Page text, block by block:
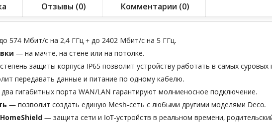
Отзывы (0) Комментарии (0)
574 Мбит/с на 2,4 ГГц + до 2402 Мбит/с на 5 ГГц.
— на мачте, на стене или на потолке.
защиты корпуса IP65 позволит устройству работать в самых суровых
передавать данные и питание по одному кабелю.
гигабитных порта WAN/LAN гарантируют молниеносное подключение.
— позволит создать единую Mesh-сеть с любыми другими моделями Deco.
— защита сети и IoT-устройств в реальном времени,